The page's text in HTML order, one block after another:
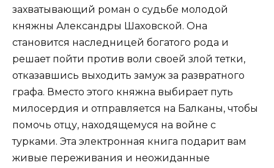
захватывающий роман о судьбе молодой
княжны Александры Шаховской. Она
становится наследницей богатого рода и
решает пойти против воли своей злой тетки,
отказавшись выходить замуж за развратного
графа. Вместо этого княжна выбирает путь
милосердия и отправляется на Балканы, чтобы
помочь отцу, находящемуся на войне с
турками. Эта электронная книга подарит вам
живые переживания и неожиданные